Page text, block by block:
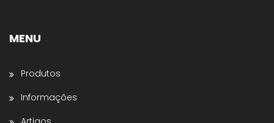
Preencha os dados abaixo e o atendimento
MENU
Produtos
Informações